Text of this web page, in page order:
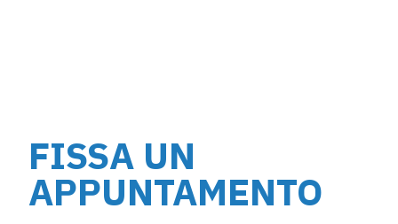
FISSA UN
APPUNTAMENTO